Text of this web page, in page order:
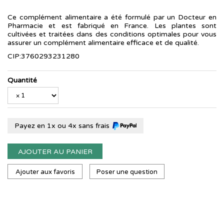
Ce complément alimentaire a été formulé par un Docteur en
Pharmacie et est fabriqué en France. Les plantes sont
cultivées et traitées dans des conditions optimales pour vous
assurer un complément alimentaire efficace et de qualité.
CIP:3760293231280
Quantité
Payez en 1x ou 4x sans frais
AJOUTER AU PANIER
Ajouter aux favoris Poser une question